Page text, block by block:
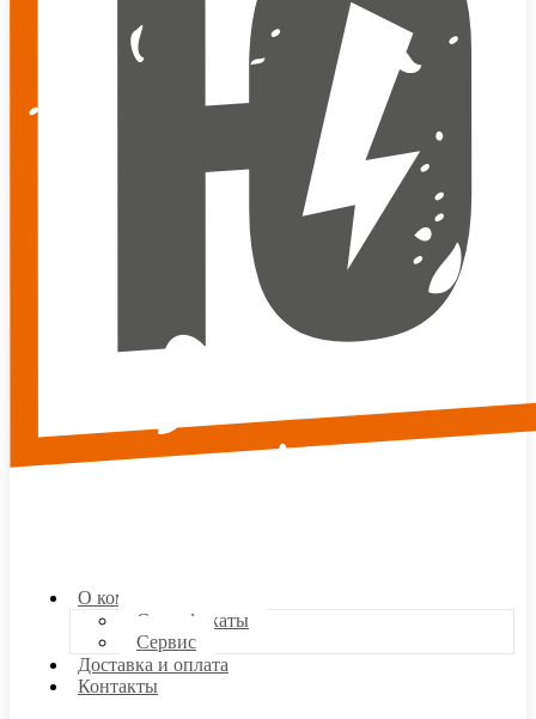
О компании
Сертификаты
Сервис
Доставка и оплата
Контакты